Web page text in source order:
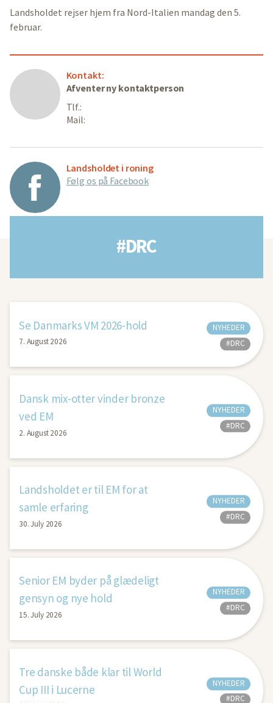
Landsholdet rejser hjem fra Nord-Italien mandag den 5.
februar.
Kontakt:
Afventer ny kontaktperson
Tlf.:
Mail:
Landsholdet i roning
Følg os på Facebook
#DRC
Se Danmarks VM 2026-hold
7. August 2026
NYHEDER
#DRC
Dansk mix-otter vinder bronze
ved EM
2. August 2026
NYHEDER
#DRC
Landsholdet er til EM for at
samle erfaring
30. July 2026
NYHEDER
#DRC
Senior EM byder på glædeligt
gensyn og nye hold
15. July 2026
NYHEDER
#DRC
Tre danske både klar til World
Cup III i Lucerne
NYHEDER
#DRC